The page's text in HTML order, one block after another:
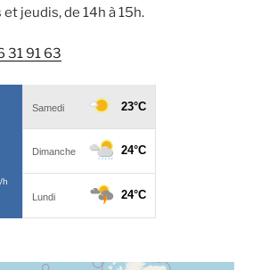
jeudis, de 14h à 15h.
31 91 63